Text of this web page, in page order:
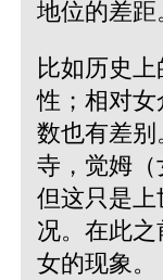
地位的差距
比如历史
性；相对女
数也有差
寺，觉姆（
但这只是上
况。在此
女的现象。